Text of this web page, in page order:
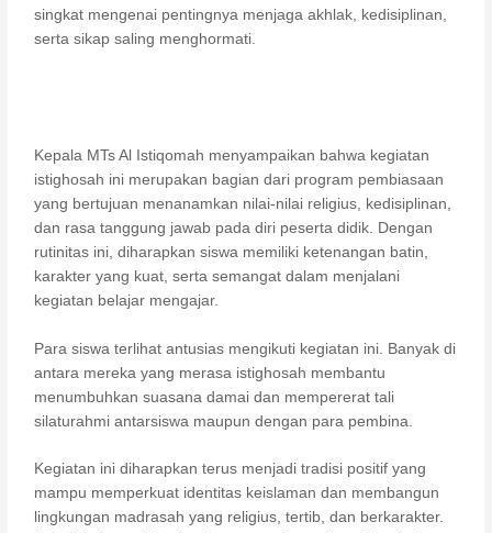
singkat mengenai pentingnya menjaga akhlak, kedisiplinan,
serta sikap saling menghormati.
Kepala MTs Al Istiqomah menyampaikan bahwa kegiatan
istighosah ini merupakan bagian dari program pembiasaan
yang bertujuan menanamkan nilai-nilai religius, kedisiplinan,
dan rasa tanggung jawab pada diri peserta didik. Dengan
rutinitas ini, diharapkan siswa memiliki ketenangan batin,
karakter yang kuat, serta semangat dalam menjalani
kegiatan belajar mengajar.
Para siswa terlihat antusias mengikuti kegiatan ini. Banyak di
antara mereka yang merasa istighosah membantu
menumbuhkan suasana damai dan mempererat tali
silaturahmi antarsiswa maupun dengan para pembina.
Kegiatan ini diharapkan terus menjadi tradisi positif yang
mampu memperkuat identitas keislaman dan membangun
lingkungan madrasah yang religius, tertib, dan berkarakter.